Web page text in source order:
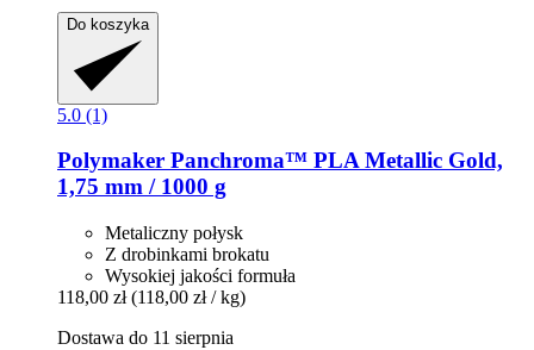
Do koszyka
5.0 (1)
Polymaker Panchroma™ PLA Metallic Gold,
1,75 mm / 1000 g
Metaliczny połysk
Z drobinkami brokatu
Wysokiej jakości formuła
118,00 zł (118,00 zł / kg)
Dostawa do 11 sierpnia